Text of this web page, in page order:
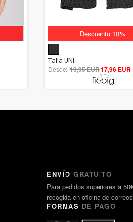
Descuento 10%
out of 5
Talla UNI
Desde: 19,95 EUR17,96 EUR
ENVÍO GRATUITO
Para pedidos superiores a
recogida en oficina de
FORMAS DE PAGO